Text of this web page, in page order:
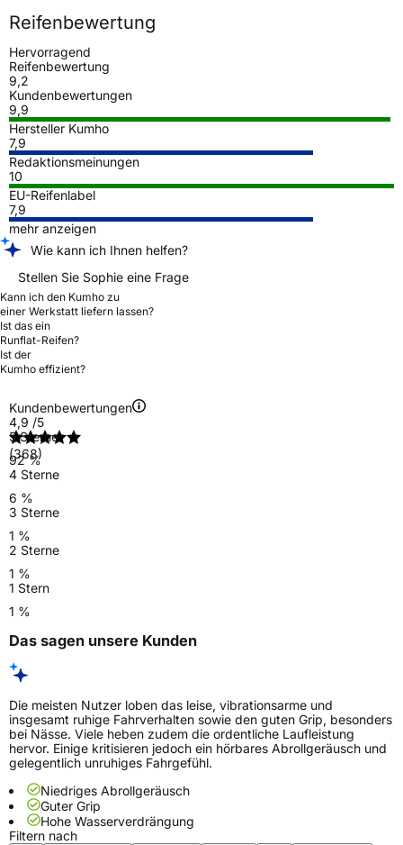
Reifenbewertung
Hervorragend
Reifenbewertung
9,2
Kundenbewertungen
9,9
Hersteller Kumho
7,9
Redaktionsmeinungen
10
EU-Reifenlabel
7,9
mehr anzeigen
Wie kann ich Ihnen helfen?
Stellen Sie Sophie eine Frage
Kann ich den Kumho zu
einer Werkstatt liefern lassen?
Ist das ein
Runflat-Reifen?
Ist der
Kumho effizient?
Kundenbewertungen
4,9 /5
(368)
5 Sterne
92 %
4 Sterne
6 %
3 Sterne
1 %
2 Sterne
1 %
1 Stern
1 %
Das sagen unsere Kunden
Die meisten Nutzer loben das leise, vibrationsarme und
insgesamt ruhige Fahrverhalten sowie den guten Grip, besonders
bei Nässe. Viele heben zudem die ordentliche Laufleistung
hervor. Einige kritisieren jedoch ein hörbares Abrollgeräusch und
gelegentlich unruhiges Fahrgefühl.
Niedriges Abrollgeräusch
Guter Grip
Hohe Wasserverdrängung
Filtern nach